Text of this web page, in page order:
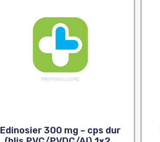
Edinosier 300 mg – cps dur